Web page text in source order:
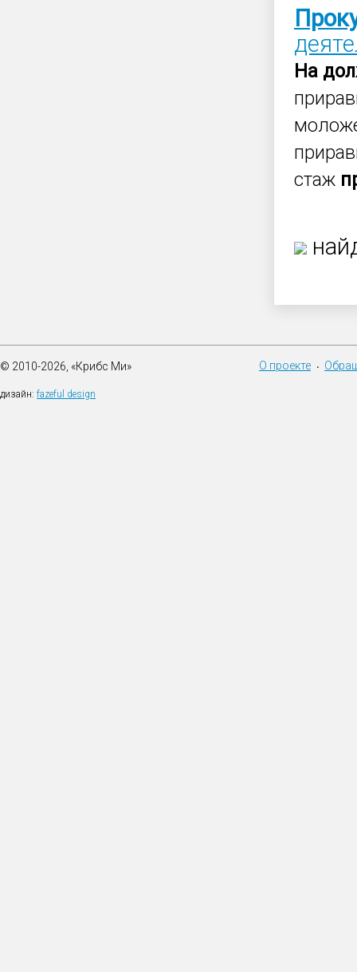
На
стаж
© 2010-2026, «Крибс Ми»
дизайн: fazeful design
О проекте •